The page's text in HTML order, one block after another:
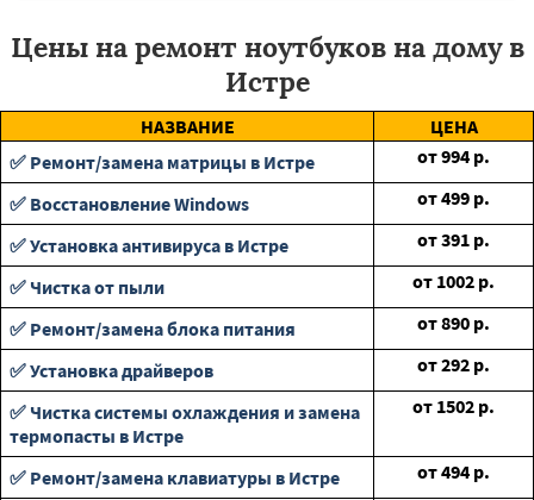
Цены на ремонт ноутбуков на дому в
Истре
НАЗВАНИЕ
ЦЕНА
✅ Ремонт/замена матрицы в Истре
от994 р.
✅ Восстановление Windows
от499 р.
✅ Установка антивируса в Истре
от391 р.
✅ Чистка от пыли
от 1002 р.
✅ Ремонт/замена блока питания
от890 р.
✅ Установка драйверов
от292 р.
✅ Чистка системы охлаждения и замена
термопасты в Истре
от 1502 р.
✅ Ремонт/замена клавиатуры в Истре от494 р.